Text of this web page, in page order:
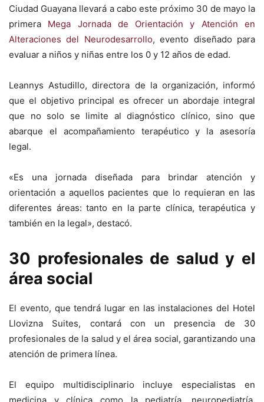
Ciudad Guayana llevará a cabo este próximo 30 de mayo la
primera Mega Jornada de Orientación y Atención en
Alteraciones del Neurodesarrollo, evento diseñado para
evaluar a niños y niñas entre los 0 y 12 años de edad.
Leannys Astudillo, directora de la organización, informó
que el objetivo principal es ofrecer un abordaje integral
que no solo se limite al diagnóstico clínico, sino que
abarque el acompañamiento terapéutico y la asesoría
legal.
«Es una jornada diseñada para brindar atención y
orientación a aquellos pacientes que lo requieran en las
diferentes áreas: tanto en la parte clínica, terapéutica y
también en la legal», destacó.
30 profesionales de salud y el
área social
El evento, que tendrá lugar en las instalaciones del Hotel
Llovizna Suites, contará con un presencia de 30
profesionales de la salud y el área social, garantizando una
atención de primera línea.
El equipo multidisciplinario incluye especialistas en